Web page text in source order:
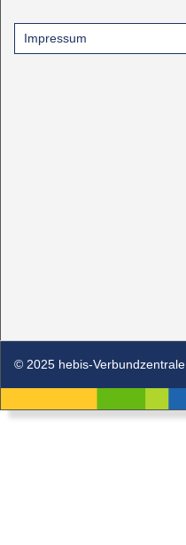
Impressum
© 2025 hebis-Verbundzentrale